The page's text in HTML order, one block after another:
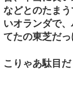
などとのたま
いオランダで
てたの東芝だ
こりゃあ駄目